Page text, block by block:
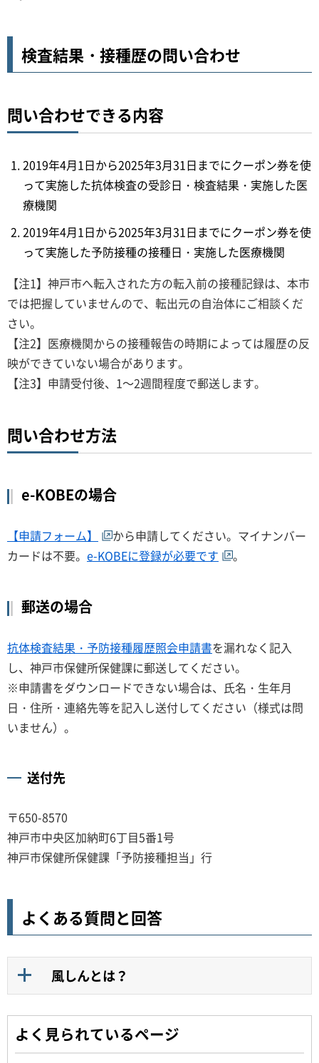
検査結果・接種歴の問い合わせ
問い合わせできる内容
2019年4月1日から2025年3月31日までにクーポン券を使
って実施した抗体検査の受診日・検査結果・実施した医
療機関
2019年4月1日から2025年3月31日までにクーポン券を使
って実施した予防接種の接種日・実施した医療機関
【注1】神戸市へ転入された方の転入前の接種記録は、本市
では把握していませんので、転出元の自治体にご相談くだ
さい。
【注2】医療機関からの接種報告の時期によっては履歴の反
映ができていない場合があります。
【注3】申請受付後、1～2週間程度で郵送します。
問い合わせ方法
e-KOBEの場合
【申請フォーム】
から申請してください。マイナンバー
カードは不要。 e-KOBEに登録が必要です 。
郵送の場合
抗体検査結果・予防接種履歴照会申請書を漏れなく記入
し、神戸市保健所保健課に郵送してください。
※申請書をダウンロードできない場合は、氏名・生年月
日・住所・連絡先等を記入し送付してください（様式は問
いません）。
送付先
〒650-8570
神戸市中央区加納町6丁目5番1号
神戸市保健所保健課「予防接種担当」行
よくある質問と回答
風しんとは？
よく見られているページ